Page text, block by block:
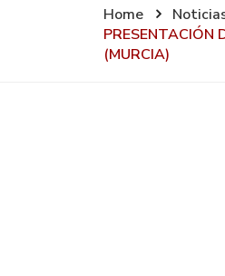
Home
PRESENTACIÓN
(MURCIA)